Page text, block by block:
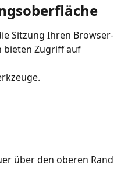
Sitzung Ihren Browser-
bieten Zugriff auf
über den oberen Rand